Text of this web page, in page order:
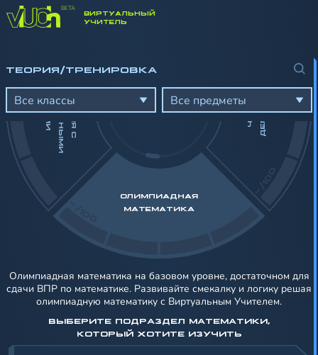
ВИРТУАЛЬНЫЙ
УЧИТЕЛЬ
Все классы Все предметы
ТЕОРИЯ/ТРЕНИРОВКА
-/100
Ч
И
С
Л
А
И
Д
Е
Л
И
М
О
С
ТЬ
ОЛИМПИАДНАЯ
МАТЕМАТИКА
Д
Е Й
С
Т
В
И
Я
С
РА
Ц
И О
Н
А
Л
Ь
Н
Ы
М
И
Ч И
С
Л
А
М
И
ВЫБЕРИТЕ ПОДРАЗДЕЛ МАТЕМАТИКИ,
КОТОРЫЙ ХОТИТЕ ИЗУЧИТЬ
Олимпиадная математика на базовом уровне, достаточном для
сдачи ВПР по математике. Развивайте смекалку и логику решая
олимпиадную математику с Виртуальным Учителем.